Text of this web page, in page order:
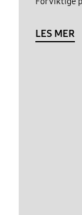
LES MER